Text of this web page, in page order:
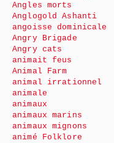
Angles morts
Anglogold Ashanti
angoisse dominicale
Angry Brigade
Angry cats
animait feus
Animal Farm
animal irrationnel
animale
animaux
animaux marins
animaux mignons
animé Folklore